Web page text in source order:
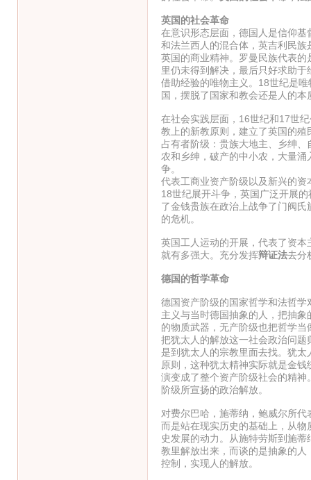
英国的社会革命
在意识形态层面，德国人是信仰
和法兰西人的混合体，英吉利民
英国的商业精神。罗曼民族代表
里仍未得到解决，最后只好求助
借助经验的唯物主义。18世纪是
国，摆脱了国家和教会还是人的
在社会实践层面，16世纪和17世
教上的新教原则，建立了英国的
占有者阶级：贵族大地主、乡绅
农和乡绅，破产的中小农，大量
争。
代表工商业资产阶级以及新兴的
18世纪展开斗争，英国广泛开展
了金钱贵族在政治上战争了门阀
的危机。
英国工人运动的开展，代表了资
就有多强大。充分发挥辩证法去分
德国的哲学革命
德国资产阶级的国家哲学和法哲
主义与当时德国抽象的人，把抽
的物质武器，无产阶级也把哲学
把犹太人的解放这一社会政治问
是到犹太人的宗教里面去找。犹
原则，这种犹太精神实际就是金
演变成了整个资产阶级社会的精
阶级所宣扬的政治解放。
对费尔巴哈，施蒂纳，鲍威尔所
而是站在现实历史的基础上，从
史发展的动力。从施特劳斯到施
教里解放出来，而谈的是抽象的
控制，实现人的解放。